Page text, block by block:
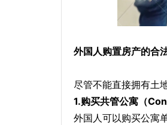
外国人购置房产的合
尽管不能直接拥有土
1.购买共管公寓（
外国人可以购买公寓